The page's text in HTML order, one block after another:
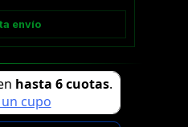
envío